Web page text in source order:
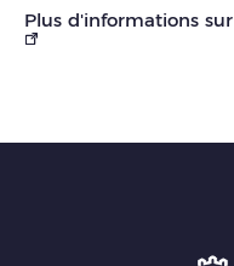
Plus d'informations sur